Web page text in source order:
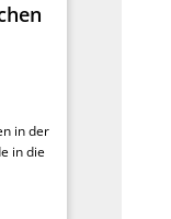
in der
in die